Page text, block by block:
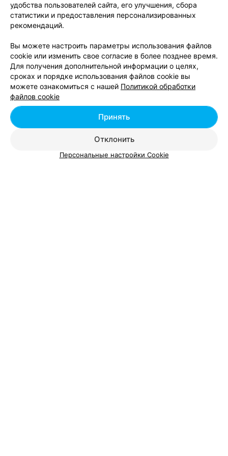
Окрашивание омбре
от 40 руб.
Окрашивание омбре (длинный волос)
от 40 руб.
Окрашивание омбре (короткий волос)
Окрашивание омбре, шатуш, балаяж
от 60 руб.
Окрашивание шатуш
от 40 руб.
Окрашивание шатуш (длинный волос)
от 90 руб.
Окрашивание шатуш (короткий волос) от 40 руб.
Окрашивание шатуш (средний волос)
Омбре
от 32 руб.
Сложное окрашивание волос
удобства пользователей сайта, его улучшения, сбора
статистики и предоставления персонализированных
рекомендаций.
Вы можете настроить параметры использования файлов
cookie или изменить свое согласие в более позднее время.
Для получения дополнительной информации о целях,
сроках и порядке использования файлов cookie вы
можете ознакомиться с нашей Политикой обработки
файлов cookie
Отклонить
Принять
Персональные настройки Cookie